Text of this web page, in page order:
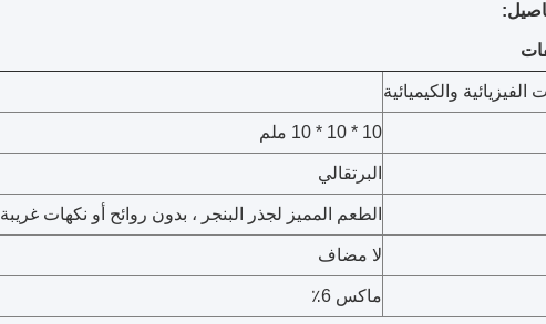
الفيزيائية والكيميائية
10 * 10 * 10 ملم
البرتقالي
الطعم المميز لجذر البنجر ، بدون روائح أو نكهات غريبة
لا مضاف
ماكس 6٪